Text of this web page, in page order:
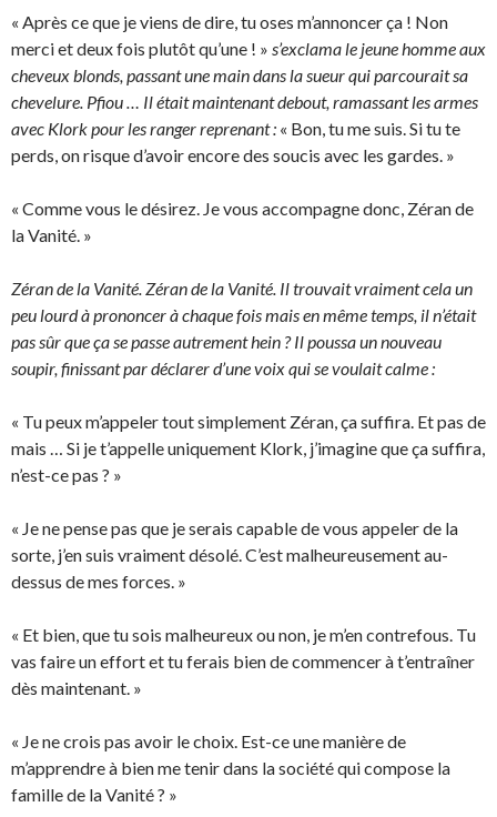
« Après ce que je viens de dire, tu oses m’annoncer ça ! Non
merci et deux fois plutôt qu’une ! » s’exclama le jeune homme aux
cheveux blonds, passant une main dans la sueur qui parcourait sa
chevelure. Pfiou … Il était maintenant debout, ramassant les armes
avec Klork pour les ranger reprenant : « Bon, tu me suis. Si tu te
perds, on risque d’avoir encore des soucis avec les gardes. »
« Comme vous le désirez. Je vous accompagne donc, Zéran de
la Vanité. »
Zéran de la Vanité. Zéran de la Vanité. Il trouvait vraiment cela un
peu lourd à prononcer à chaque fois mais en même temps, il n’était
pas sûr que ça se passe autrement hein ? Il poussa un nouveau
soupir, finissant par déclarer d’une voix qui se voulait calme :
« Tu peux m’appeler tout simplement Zéran, ça suffira. Et pas de
mais … Si je t’appelle uniquement Klork, j’imagine que ça suffira,
n’est-ce pas ? »
« Je ne pense pas que je serais capable de vous appeler de la
sorte, j’en suis vraiment désolé. C’est malheureusement au-
dessus de mes forces. »
« Et bien, que tu sois malheureux ou non, je m’en contrefous. Tu
vas faire un effort et tu ferais bien de commencer à t’entraîner
dès maintenant. »
« Je ne crois pas avoir le choix. Est-ce une manière de
m’apprendre à bien me tenir dans la société qui compose la
famille de la Vanité ? »